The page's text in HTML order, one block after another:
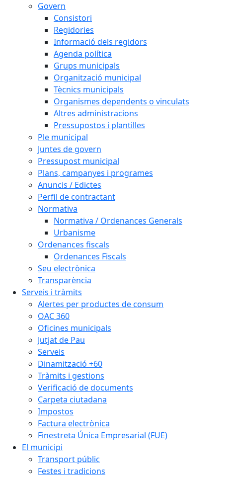
Govern
Consistori
Regidories
Informació dels regidors
Agenda política
Grups municipals
Organització municipal
Tècnics municipals
Organismes dependents o vinculats
Altres administracions
Pressupostos i plantilles
Ple municipal
Juntes de govern
Pressupost municipal
Plans, campanyes i programes
Anuncis / Edictes
Perfil de contractant
Normativa
Normativa / Ordenances Generals
Urbanisme
Ordenances fiscals
Ordenances Fiscals
Seu electrònica
Transparència
Serveis i tràmits
Alertes per productes de consum
OAC 360
Oficines municipals
Jutjat de Pau
Serveis
Dinamització +60
Tràmits i gestions
Verificació de documents
Carpeta ciutadana
Impostos
Factura electrònica
Finestreta Única Empresarial (FUE)
El municipi
Transport públic
Festes i tradicions